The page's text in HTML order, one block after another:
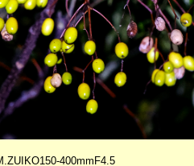
400mmF4.5